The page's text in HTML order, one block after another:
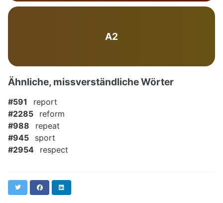
A2
Ähnliche, missverständliche Wörter
#591
report
#2285
reform
#988
repeat
#945
sport
#2954
respect
Twitter Facebook